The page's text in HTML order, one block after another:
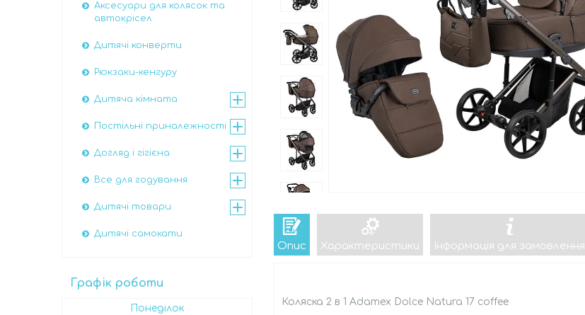
Опис Характеристики Інформація для замовлення
Коляска 2 в 1 Adamex Dolce Natura 17 coffee
Аксесуари для колясок та
автокрісел
Дитячі конверти
Рюкзаки-кенгуру
Дитяча кімната
Постільні приналежності
Догляд і гігієна
Все для годування
Дитячі товари
Дитячі самокати
Графік роботи
Понеділок